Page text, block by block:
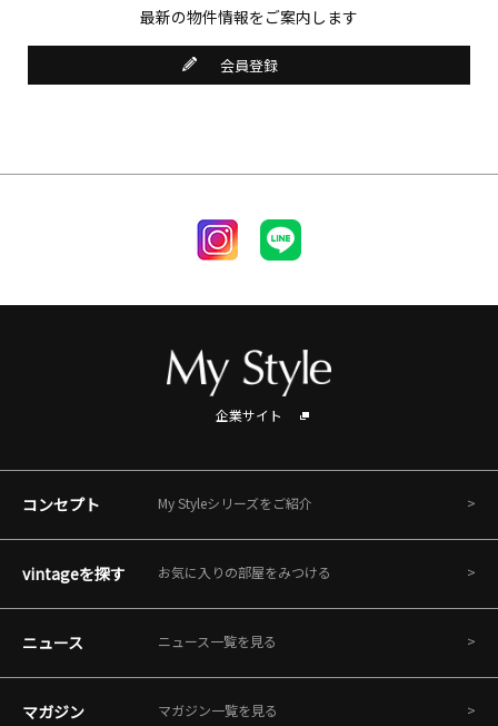
最新の物件情報をご案内します
会員登録
企業サイト
コンセプト My Styleシリーズをご紹介
vintageを探す お気に入りの部屋をみつける
ニュース ニュース一覧を見る
マガジン マガジン一覧を見る